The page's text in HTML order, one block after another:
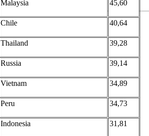
Malaysia 45,60
Chile 40,64
Thailand 39,28
Russia 39,14
Vietnam 34,89
Peru 34,73
Indonesia 31,81